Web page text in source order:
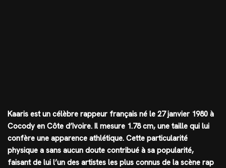
Kaaris est un célèbre rappeur français né le 27 janvier 1980 à
Cocody en Côte d’Ivoire. Il mesure 1.78 cm, une taille qui lui
confère une apparence athlétique. Cette particularité
physique a sans aucun doute contribué à sa popularité,
faisant de lui l’un des artistes les plus connus de la scène rap